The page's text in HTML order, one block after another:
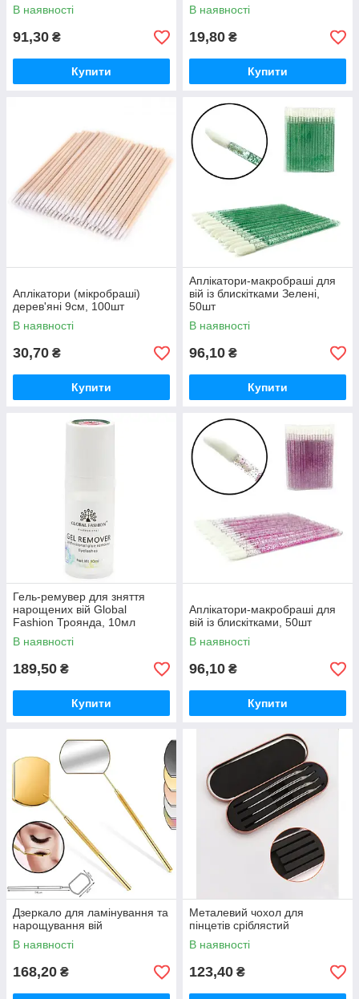
В наявності
91,30 ₴
Купити
В наявності
19,80 ₴
Купити
Аплікатори (мікробраші)
дерев'яні 9см, 100шт
В наявності
30,70 ₴
Купити
Аплікатори-макробраші для
вій із блискітками Зелені,
50шт
В наявності
96,10 ₴
Купити
Гель-ремувер для зняття
нарощених вій Global
Fashion Троянда, 10мл
В наявності
189,50 ₴
Купити
Аплікатори-макробраші для
вій із блискітками, 50шт
В наявності
96,10 ₴
Купити
Дзеркало для ламінування та
нарощування вій
В наявності
168,20 ₴
Металевий чохол для
пінцетів сріблястий
В наявності
123,40 ₴